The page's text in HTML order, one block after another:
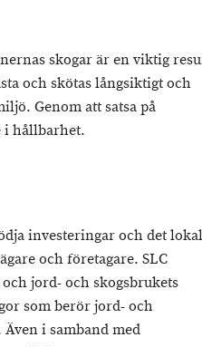
skogar är en viktig
och skötas långsiktigt och
Genom att satsa på
i hållbarhet.
investeringar och det
och företagare. SLC
jord- och skogsbrukets
som berör jord- och
i samband med